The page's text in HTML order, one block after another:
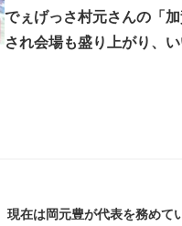
でぇげっさ村元さんの「
され会場も盛り上がり、
在は岡元豊が代表を務めて